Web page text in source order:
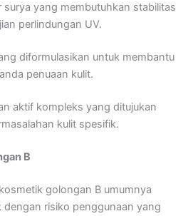
surya yang membutuhkan stabilitas
perlindungan UV.
diformulasikan untuk membantu
penuaan kulit.
aktif kompleks yang ditujukan
kulit spesifik.
B
golongan B umumnya
risiko penggunaan yang